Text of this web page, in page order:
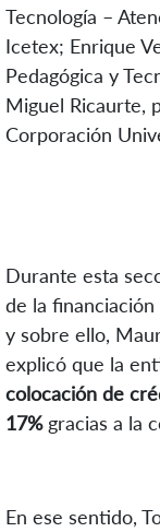
Tecnología –
Icetex; Enrique
Pedagógica y
Miguel Ricaurte,
Corporación
Durante esta
de la
y sobre ello,
explicó que la
colocación de
17%gracias a la
En ese sentido,